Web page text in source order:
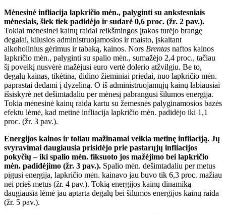
Mėnesinė infliacija lapkričio mėn., palyginti su ankstesniais
mėnesiais, šiek tiek padidėjo ir sudarė 0,6 proc. (žr. 2 pav.).
Tokiai mėnesinei kainų raidai reikšmingos įtakos turėjo brangę
degalai, kilusios administruojamosios ir maisto, įskaitant
alkoholinius gėrimus ir tabaką, kainos. Nors Brentas naftos kainos
lapkričio mėn., palyginti su spalio mėn., sumažėjo 2,4 proc., tačiau
šį poveikį nusvėrė mažėjusi euro vertė dolerio atžvilgiu. Be to,
degalų kainas, tikėtina, didino žieminiai priedai, nuo lapkričio mėn.
paprastai dedami į dyzeliną. O iš administruojamųjų kainų labiausiai
išsiskyrė net dešimtadaliu per mėnesį pabrangusi šilumos energija.
Tokia mėnesinė kainų raida kartu su žemesnės palyginamosios bazės
efektu lėmė, kad metinė infliacija lapkričio mėn. padidėjo iki 1,1
proc. (žr. 3 pav.).
Energijos kainos ir toliau mažinamai veikia metinę infliaciją. Jų
svyravimai daugiausia prisidėjo prie pastarųjų infliacijos
pokyčių – iki spalio mėn. fiksuoto jos mažėjimo bei lapkričio
mėn. padidėjimo (žr. 3 pav.). Spalio mėn. dešimtadaliu per metus
pigusi energija, lapkričio mėn. kainavo jau buvo tik 6,3 proc. mažiau
nei prieš metus (žr. 4 pav.). Tokią energijos kainų dinamiką
daugiausia lėmė jau aptarta degalų bei šilumos energijos kainų raida
(žr. 5 pav.).